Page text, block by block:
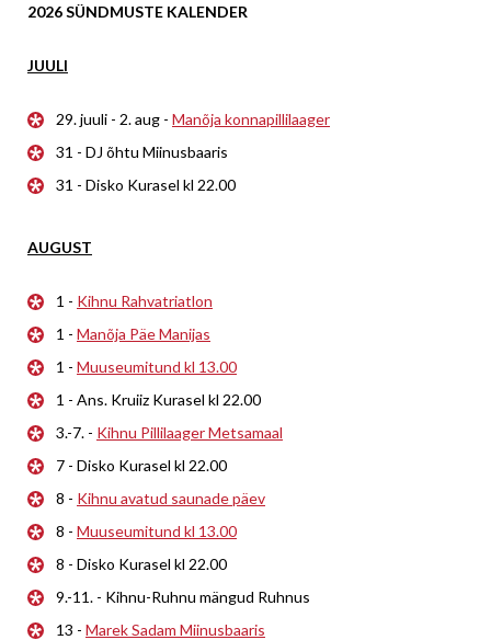
2026 SÜNDMUSTE KALENDER
JUULI
29. juuli - 2. aug - Manõja konnapillilaager
31 - DJ õhtu Miinusbaaris
31 - Disko Kurasel kl 22.00
AUGUST
1 - Kihnu Rahvatriatlon
1 - Manõja Päe Manijas
1 - Muuseumitund kl 13.00
1 - Ans. Kruiiz Kurasel kl 22.00
3.-7. - Kihnu Pillilaager Metsamaal
7 - Disko Kurasel kl 22.00
8 - Kihnu avatud saunade päev
8 - Muuseumitund kl 13.00
8 - Disko Kurasel kl 22.00
9.-11. - Kihnu-Ruhnu mängud Ruhnus
13 - Marek Sadam Miinusbaaris